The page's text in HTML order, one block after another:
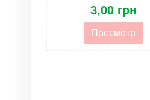
3,00 грн
Просмотр